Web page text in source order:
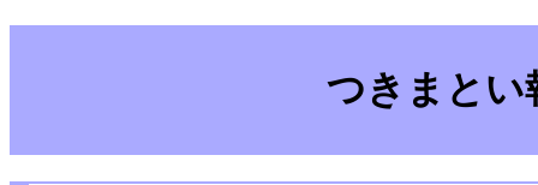
つきまとい